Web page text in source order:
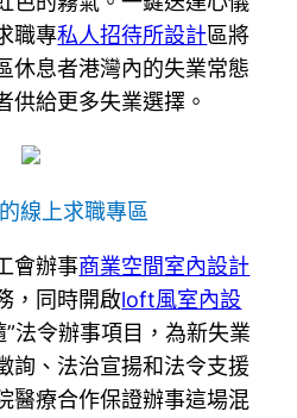
職專私人招待所設計區將
休息者港灣內的失業常態
供給更多失業選擇。
線上求職專區
會辦事商業空間室內設計
，同時開啟loft風室內設
法令辦事項目，為新失業
詢、法治宣揚和法令支援
醫療合作保證辦事這場混